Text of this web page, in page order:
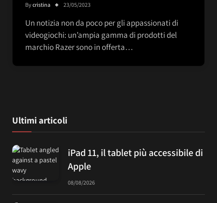
Bycristina 23/05/2023
Un notizia non da poco per gli appassionati di
videogiochi: un’ampia gamma di prodotti del
marchio Razer sono in offerta…
Ultimi articoli
iPad 11, il tablet più accessibile di
Apple
08/08/2026